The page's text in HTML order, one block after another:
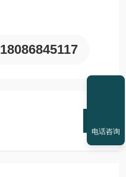
18086845117
电话咨询